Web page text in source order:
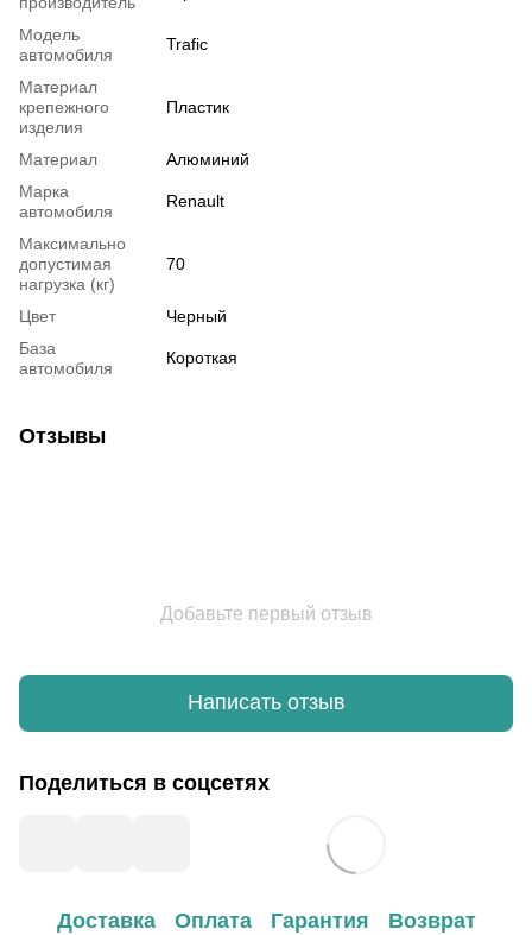
Модель
автомобиля
Trafic
Материал
крепежного
изделия
Пластик
Материал
Алюминий
Марка
автомобиля
Renault
Максимально
допустимая
нагрузка (кг)
70
Цвет
Черный
База
автомобиля
Короткая
Отзывы
Добавьте первый отзыв
Написать отзыв
Поделиться в соцсетях
Доставка Оплата Гарантия Возврат